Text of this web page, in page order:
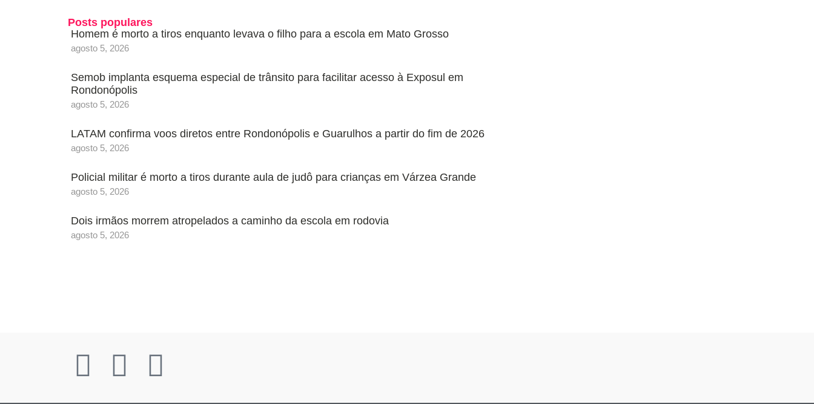
Posts populares
Homem é morto a tiros enquanto levava o filho para a escola em Mato Grosso
agosto 5, 2026
Semob implanta esquema especial de trânsito para facilitar acesso à Exposul em
Rondonópolis
agosto 5, 2026
LATAM confirma voos diretos entre Rondonópolis e Guarulhos a partir do fim de 2026
agosto 5, 2026
Policial militar é morto a tiros durante aula de judô para crianças em Várzea Grande
agosto 5, 2026
Dois irmãos morrem atropelados a caminho da escola em rodovia
agosto 5, 2026